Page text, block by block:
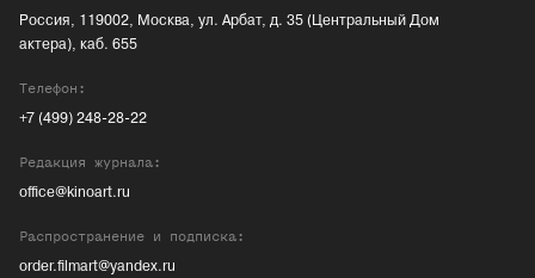
Россия, 119002, Москва, ул. Арбат, д. 35 (Центральный Дом
актера), каб. 655
Телефон:
+7 (499) 248-28-22
Редакция журнала:
office@kinoart.ru
Распространение и подписка:
order.filmart@yandex.ru